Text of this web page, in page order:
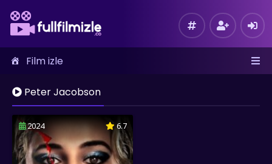
Film izle
Peter Jacobson
2024 6.7